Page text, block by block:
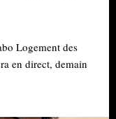
Logement des
en direct, demain